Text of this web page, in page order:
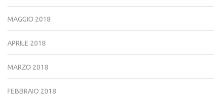
MAGGIO 2018
APRILE 2018
MARZO 2018
FEBBRAIO 2018